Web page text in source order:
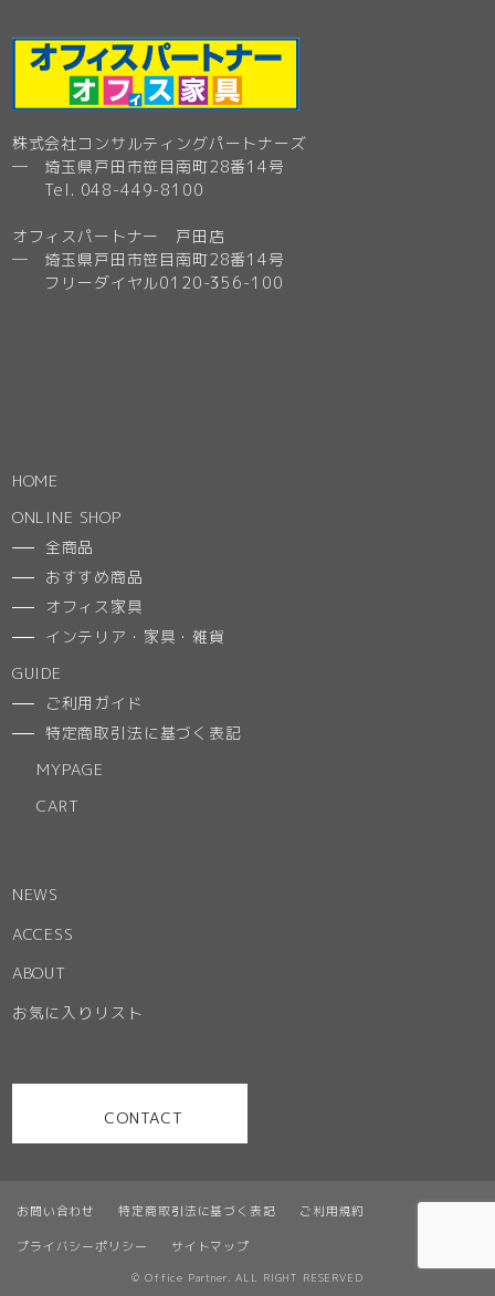
お問い合わせ 特定商取引法に基づく表記 ご利用規約
プライバシーポリシー サイトマップ
株式会社コンサルティングパートナーズ
─ 埼玉県戸田市笹目南町28番14号
Tel. 048-449-8100
オフィスパートナー 戸田店
─ 埼玉県戸田市笹目南町28番14号
フリーダイヤル0120-356-100
HOME
ONLINE SHOP
全商品
おすすめ商品
オフィス家具
インテリア・家具・雑貨
GUIDE
ご利用ガイド
特定商取引法に基づく表記
MYPAGE
CART
NEWS
ACCESS
ABOUT
お気に入りリスト
CONTACT
© Office Partner. ALL RIGHT RESERVED